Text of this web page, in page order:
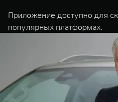
Приложение доступно для
популярных платформах.